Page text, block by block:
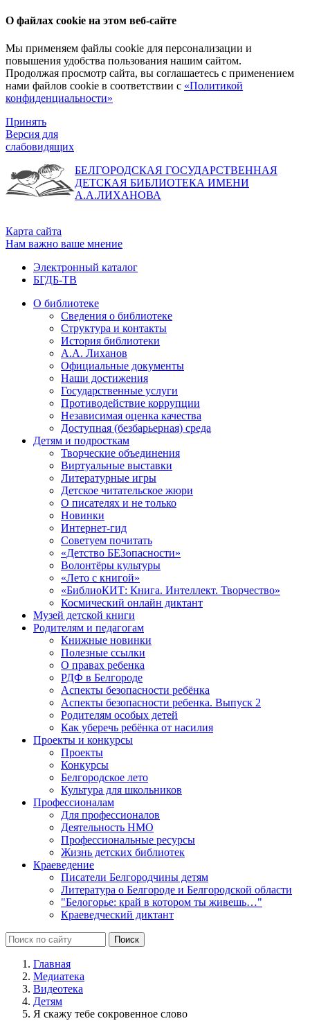
О файлах cookie на этом веб-сайте
Мы применяем файлы cookie для персонализации и
повышения удобства пользования нашим сайтом.
Продолжая просмотр сайта, вы соглашаетесь с применением
нами файлов cookie в соответствии с «Политикой
конфиденциальности»
Принять
Версия для
слабовидящих
БЕЛГОРОДСКАЯ ГОСУДАРСТВЕННАЯ
ДЕТСКАЯ БИБЛИОТЕКА ИМЕНИ
А.А.ЛИХАНОВА
Карта сайта
Нам важно ваше мнение
Электронный каталог
БГДБ-ТВ
О библиотеке
Сведения о библиотеке
Структура и контакты
История библиотеки
А.А. Лиханов
Официальные документы
Наши достижения
Государственные услуги
Противодействие коррупции
Независимая оценка качества
Доступная (безбарьерная) среда
Детям и подросткам
Творческие объединения
Виртуальные выставки
Литературные игры
Детское читательское жюри
О писателях и не только
Новинки
Интернет-гид
Советуем почитать
«Детство БЕЗопасности»
Волонтёры культуры
«Лето с книгой»
«БиблиоКИТ: Книга. Интеллект. Творчество»
Космический онлайн диктант
Музей детской книги
Родителям и педагогам
Книжные новинки
Полезные ссылки
О правах ребенка
РДФ в Белгороде
Аспекты безопасности ребёнка
Аспекты безопасности ребенка. Выпуск 2
Родителям особых детей
Как уберечь ребёнка от насилия
Проекты и конкурсы
Проекты
Конкурсы
Белгородское лето
Культура для школьников
Профессионалам
Для профессионалов
Деятельность НМО
Профессиональные ресурсы
Жизнь детских библиотек
Краеведение
Писатели Белгородчины детям
Литература о Белгороде и Белгородской области
"Белогорье: край в котором ты живешь…"
Краеведческий диктант
Главная
Медиатека
Видеотека
Детям
Я скажу тебе сокровенное слово